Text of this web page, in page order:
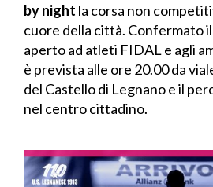
by night la corsa non
cuore della città. Confermato il
aperto ad atleti FIDAL e agli
è prevista alle ore 20.00 da
del Castello di Legnano e il
nel centro cittadino.